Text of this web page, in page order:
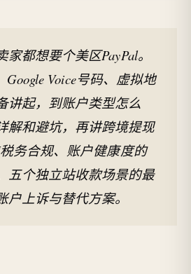
家都想要个美区PayPal。
Voice号码、虚拟地
讲起，到账户类型怎么
解和避坑，再讲跨境提现
税务合规、账户健康度的
五个独立站收款场景的最
户上诉与替代方案。